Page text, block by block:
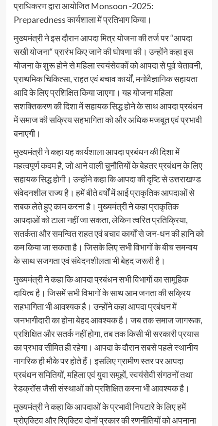
प्राधिकरण द्वारा आयोजित Monsoon -2025:
Preparedness कार्यशाला में प्रतिभाग किया।
मुख्यमंत्री ने इस दौरान आपदा मित्र योजना की तर्ज पर “आपदा
सखी योजना“ प्रारंभ किए जाने की घोषणा की। उन्होंने कहा इस
योजना के शुरू होने से महिला स्वयंसेवकों को आपदा से पूर्व चेतावनी,
प्राथमिक चिकित्सा, राहत एवं बचाव कार्यों, मनोवैज्ञानिक सहायता
आदि के लिए प्रशिक्षित किया जाएगा। यह योजना महिला
सशक्तिकरण की दिशा में सहायक सिद्ध होने के साथ आपदा प्रबंधन
में समाज की सक्रिय सहभागिता को और अधिक मजबूत एवं प्रभावी
बनाएगी।
मुख्यमंत्री ने कहा यह कार्यशाला आपदा प्रबंधन की दिशा में
महत्वपूर्ण कदम है, जो आने वाली चुनौतियों के बेहतर प्रबंधन के लिए
सहायक सिद्ध होगी। उन्होंने कहा कि आपदा की दृष्टि से उत्तराखण्ड
संवेदनशील राज्य है। हमें बीते वर्षों में आई प्राकृतिक आपदाओं से
सबक लेते हुए काम करना है। मुख्यमंत्री ने कहा प्राकृतिक
आपदाओं को टाला नहीं जा सकता, लेकिन त्वरित प्रतिक्रिया,
सतर्कता और समन्वित राहत एवं बचाव कार्यों से जन-धन की हानि को
कम किया जा सकता है। जिसके लिए सभी विभागों के बीच समन्वय
के साथ सजगता एवं संवेदनशीलता भी बेहद जरूरी है।
मुख्यमंत्री ने कहा कि आपदा प्रबंधन सभी विभागों का सामूहिक
दायित्व है। जिसमें सभी विभागों के साथ आम जनता की सक्रिय
सहभागिता भी आवश्यक है। उन्होंने कहा आपदा प्रबंधन में
जनभागीदारी का होना बेहद आवश्यक है। जब तक समाज जागरूक,
प्रशिक्षित और सतर्क नहीं होगा, तब तक किसी भी सरकारी प्रयास
का प्रभाव सीमित ही रहेगा। आपदा के दौरान सबसे पहले स्थानीय
नागरिक ही मौके पर होते हैं। इसलिए ग्रामीण स्तर पर आपदा
प्रबंधन समितियों, महिला एवं युवा समूहों, स्वयंसेवी संगठनों तथा
रेडक्रॉस जैसी संस्थाओं को प्रशिक्षित करना भी आवश्यक है।
मुख्यमंत्री ने कहा कि आपदाओं के प्रभावी निपटारे के लिए हमें
प्रोएक्टिव और रिएक्टिव दोनों प्रकार की रणनीतियों को अपनाना